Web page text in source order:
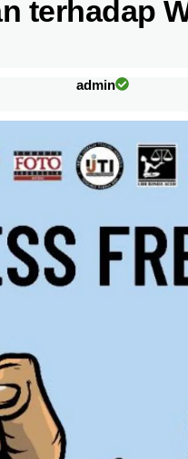
terhadap
admin